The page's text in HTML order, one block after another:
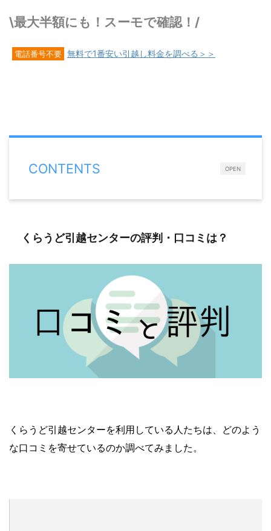
\最大半額にも！スーモで確認！/
電話番号不要 無料で1番安い引越し料金を調べる＞＞
OPEN
CONTENTS
くらうど引越センターの評判・口コミは？
くらうど引越センターを利用している人たちは、どのよう
な口コミを寄せているのか調べてみました。